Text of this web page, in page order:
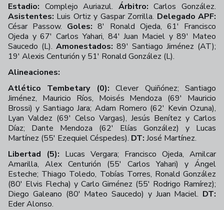
Estadio: Complejo Auriazul. Árbitro: Carlos González.
Asistentes: Luis Ortiz y Gaspar Zorrilla. Delegado APF:
César Passow. Goles: 8' Ronald Ojeda, 61' Francisco
Ojeda y 67' Carlos Yahari, 84' Juan Maciel y 89' Mateo
Saucedo (L). Amonestados: 89' Santiago Jiménez (AT);
19' Alexis Centurión y 51' Ronald González (L).
Alineaciones:
Atlético Tembetary (0): Clever Quiñónez; Santiago
Jiménez, Mauricio Ríos, Moisés Mendoza (69' Mauricio
Brossi) y Santiago Jara; Adam Romero (62' Kevin Ozuna),
Lyan Valdez (69' Celso Vargas), Jesús Benítez y Carlos
Díaz; Dante Mendoza (62' Elías González) y Lucas
Martínez (55' Ezequiel Céspedes). DT: José Martínez.
Libertad (5): Lucas Vergara; Francisco Ojeda, Amilcar
Amarilla, Alex Centurión (55' Carlos Yahari) y Ángel
Esteche; Thiago Toledo, Tobías Torres, Ronald González
(80' Elvis Flecha) y Carlo Giménez (55' Rodrigo Ramírez);
Diego Galeano (80' Mateo Saucedo) y Juan Maciel. DT:
Eder Alonso.